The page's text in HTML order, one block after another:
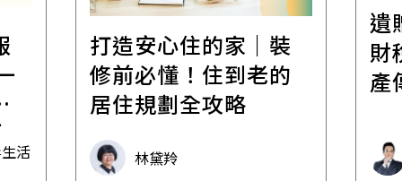
活
打造安心住的家｜裝
修前必懂！住到老的
居住規劃全攻略
林黛羚
遺
財
產